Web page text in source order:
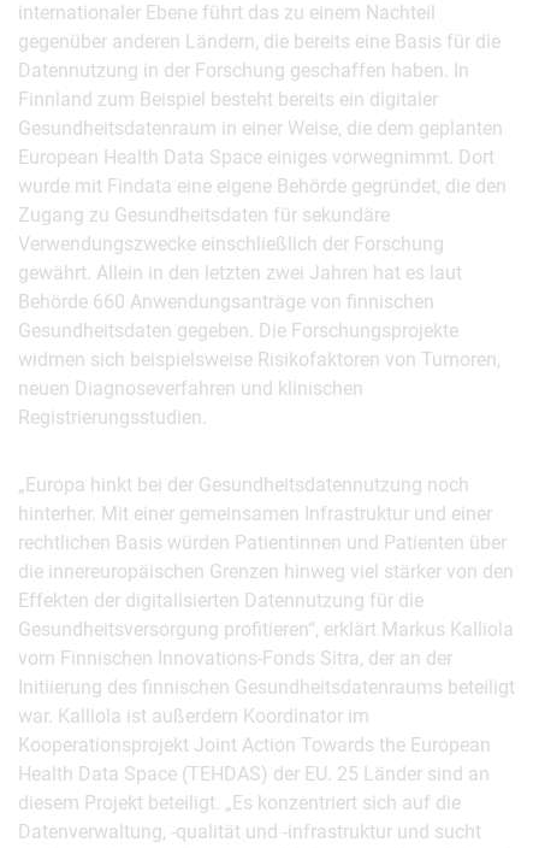
internationaler Ebene führt das zu einem Nachteil
gegenüber anderen Ländern, die bereits eine Basis für die
Datennutzung in der Forschung geschaffen haben. In
Finnland zum Beispiel besteht bereits ein digitaler
Gesundheitsdatenraum in einer Weise, die dem geplanten
European Health Data Space einiges vorwegnimmt. Dort
wurde mit Findata eine eigene Behörde gegründet, die den
Zugang zu Gesundheitsdaten für sekundäre
Verwendungszwecke einschließlich der Forschung
gewährt. Allein in den letzten zwei Jahren hat es laut
Behörde 660 Anwendungsanträge von finnischen
Gesundheitsdaten gegeben. Die Forschungsprojekte
widmen sich beispielsweise Risikofaktoren von Tumoren,
neuen Diagnoseverfahren und klinischen
Registrierungsstudien.
„Europa hinkt bei der Gesundheitsdatennutzung noch
hinterher. Mit einer gemeinsamen Infrastruktur und einer
rechtlichen Basis würden Patientinnen und Patienten über
die innereuropäischen Grenzen hinweg viel stärker von den
Effekten der digitalisierten Datennutzung für die
Gesundheitsversorgung profitieren“, erklärt Markus Kalliola
vom Finnischen Innovations-Fonds Sitra, der an der
Initiierung des finnischen Gesundheitsdatenraums beteiligt
war. Kalliola ist außerdem Koordinator im
Kooperationsprojekt Joint Action Towards the European
Health Data Space (TEHDAS) der EU. 25 Länder sind an
diesem Projekt beteiligt. „Es konzentriert sich auf die
Datenverwaltung, -qualität und -infrastruktur und sucht